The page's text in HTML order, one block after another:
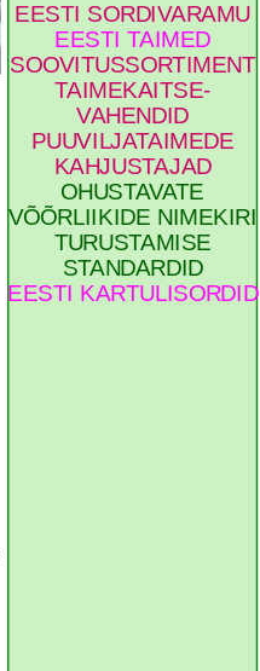
EESTI SORDIVARAMU
EESTI TAIMED
SOOVITUSSORTIMENT
TAIMEKAITSE-
VAHENDID
PUUVILJATAIMEDE
KAHJUSTAJAD
OHUSTAVATE
VÕÕRLIIKIDE NIMEKIRI
TURUSTAMISE
STANDARDID
EESTI KARTULISORDID